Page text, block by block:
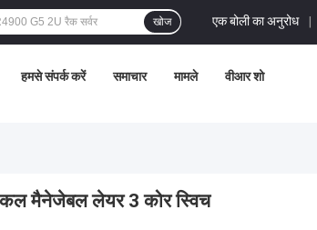
एक बोली का अनुरोध |
खोज
हमसे संपर्क करें समाचार मामले वीआर शो
मैनेजेबल लेयर 3 कोर स्विच